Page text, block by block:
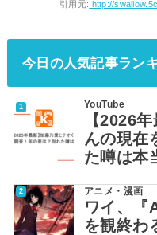
引用元: http://
今日の人気記事ラン
YouTube
【2026
んの現在
た噂は本
アニメ・漫画
ワイ、『
を観終わ